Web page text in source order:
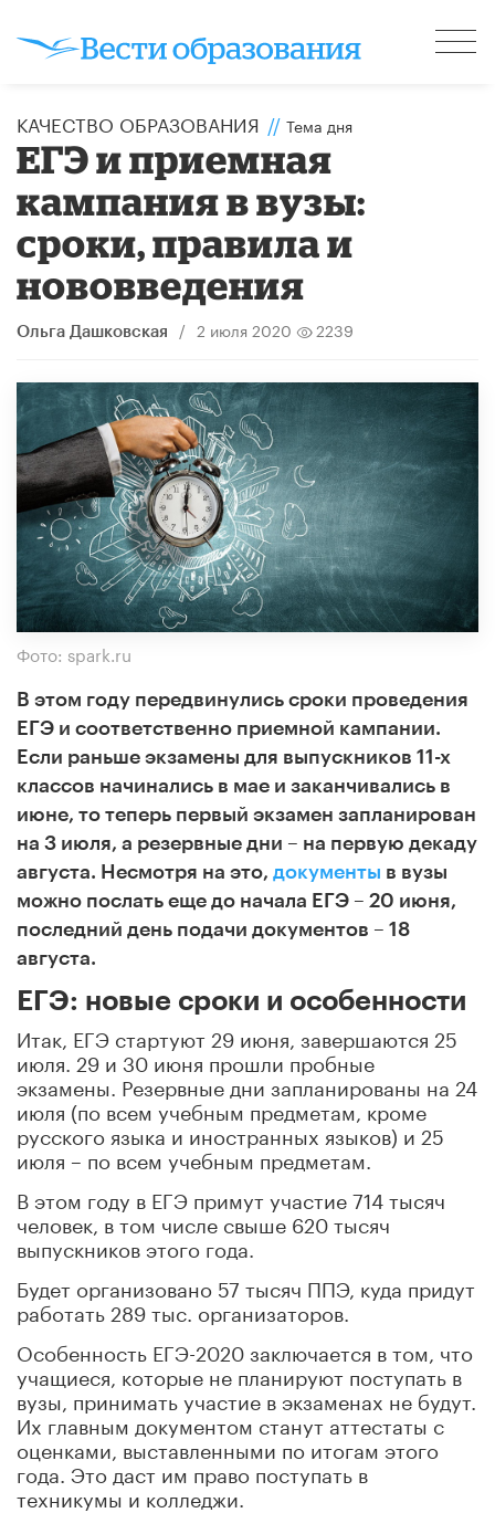
КАЧЕСТВО ОБРАЗОВАНИЯ // Тема дня
ЕГЭ и приемная
кампания в вузы:
сроки, правила и
нововведения
Ольга Дашковская / 2 июля 2020 2239
Фото: spark.ru
В этом году передвинулись сроки проведения
ЕГЭ и соответственно приемной кампании.
Если раньше экзамены для выпускников 11-х
классов начинались в мае и заканчивались в
июне, то теперь первый экзамен запланирован
на 3 июля, а резервные дни – на первую декаду
августа. Несмотря на это, документы в вузы
можно послать еще до начала ЕГЭ – 20 июня,
последний день подачи документов – 18
августа.
ЕГЭ: новые сроки и особенности
Итак, ЕГЭ стартуют 29 июня, завершаются 25
июля. 29 и 30 июня прошли пробные
экзамены. Резервные дни запланированы на 24
июля (по всем учебным предметам, кроме
русского языка и иностранных языков) и 25
июля – по всем учебным предметам.
В этом году в ЕГЭ примут участие 714 тысяч
человек, в том числе свыше 620 тысяч
выпускников этого года.
Будет организовано 57 тысяч ППЭ, куда придут
работать 289 тыс. организаторов.
Особенность ЕГЭ-2020 заключается в том, что
учащиеся, которые не планируют поступать в
вузы, принимать участие в экзаменах не будут.
Их главным документом станут аттестаты с
оценками, выставленными по итогам этого
года. Это даст им право поступать в
техникумы и колледжи.